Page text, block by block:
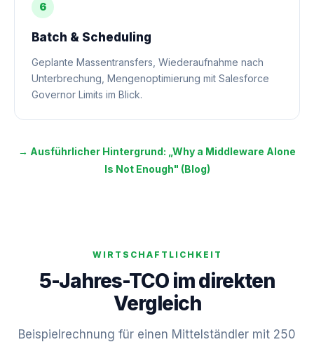
6
Batch & Scheduling
Geplante Massentransfers, Wiederaufnahme nach
Unterbrechung, Mengenoptimierung mit Salesforce
Governor Limits im Blick.
→ Ausführlicher Hintergrund: „Why a Middleware Alone
Is Not Enough" (Blog)
WIRTSCHAFTLICHKEIT
5-Jahres-TCO im direkten
Vergleich
Beispielrechnung für einen Mittelständler mit 250